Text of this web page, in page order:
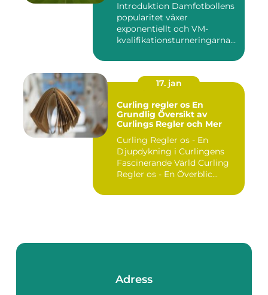
Introduktion Damfotbollens
popularitet växer
exponentiellt och VM-
kvalifikationsturneringarna
17. jan
Curling regler os En
Grundlig Översikt av
Curlings Regler och Mer
Curling Regler os - En
Djupdykning i Curlingens
Fascinerande Värld Curling
Regler os - En Överblic...
Adress